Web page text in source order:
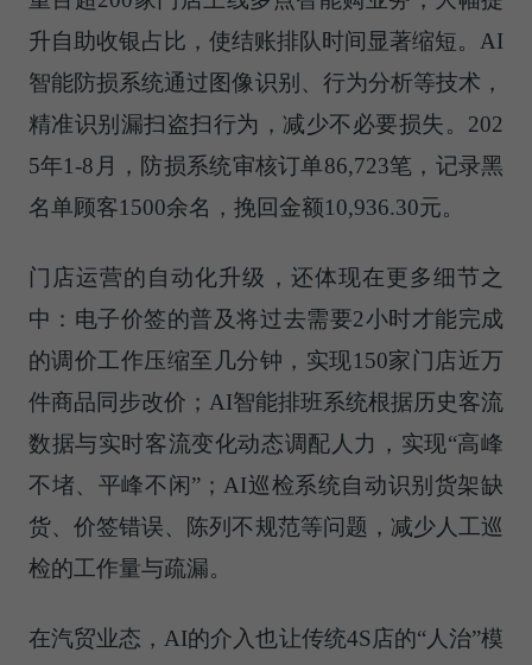
升自助收银占比，使结账排队时间显著缩短。AI
智能防损系统通过图像识别、行为分析等技术，
精准识别漏扫盗扫行为，减少不必要损失。202
5年1-8月，防损系统审核订单86,723笔，记录黑
名单顾客1500余名，挽回金额10,936.30元。
门店运营的自动化升级，还体现在更多细节之
中：电子价签的普及将过去需要2小时才能完成
的调价工作压缩至几分钟，实现150家门店近万
件商品同步改价；AI智能排班系统根据历史客流
数据与实时客流变化动态调配人力，实现“高峰
不堵、平峰不闲”；AI巡检系统自动识别货架缺
货、价签错误、陈列不规范等问题，减少人工巡
检的工作量与疏漏。
在汽贸业态，AI的介入也让传统4S店的“人治”模